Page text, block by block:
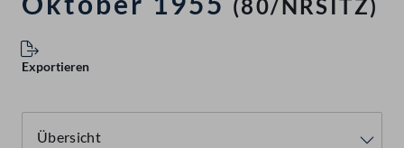
(80/NRSITZ)
Exportieren